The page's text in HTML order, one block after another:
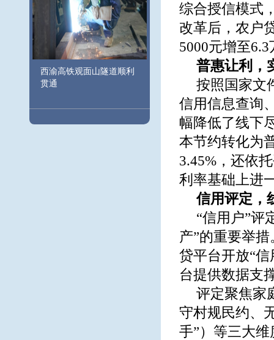
西渝高铁观面山隧道顺利
贯通
综合授信模式
改革后，农户
5000元增至6.3
普惠让利，
按照国家文
信用信息查询
幅降低了线下
本节约转化为
3.45%，还依
利率基础上进
信用评定，
“信用户”评
产”的重要举
贷平台开放“
台提供数据支
评定聚焦家
守村规民约、
手”）等三大